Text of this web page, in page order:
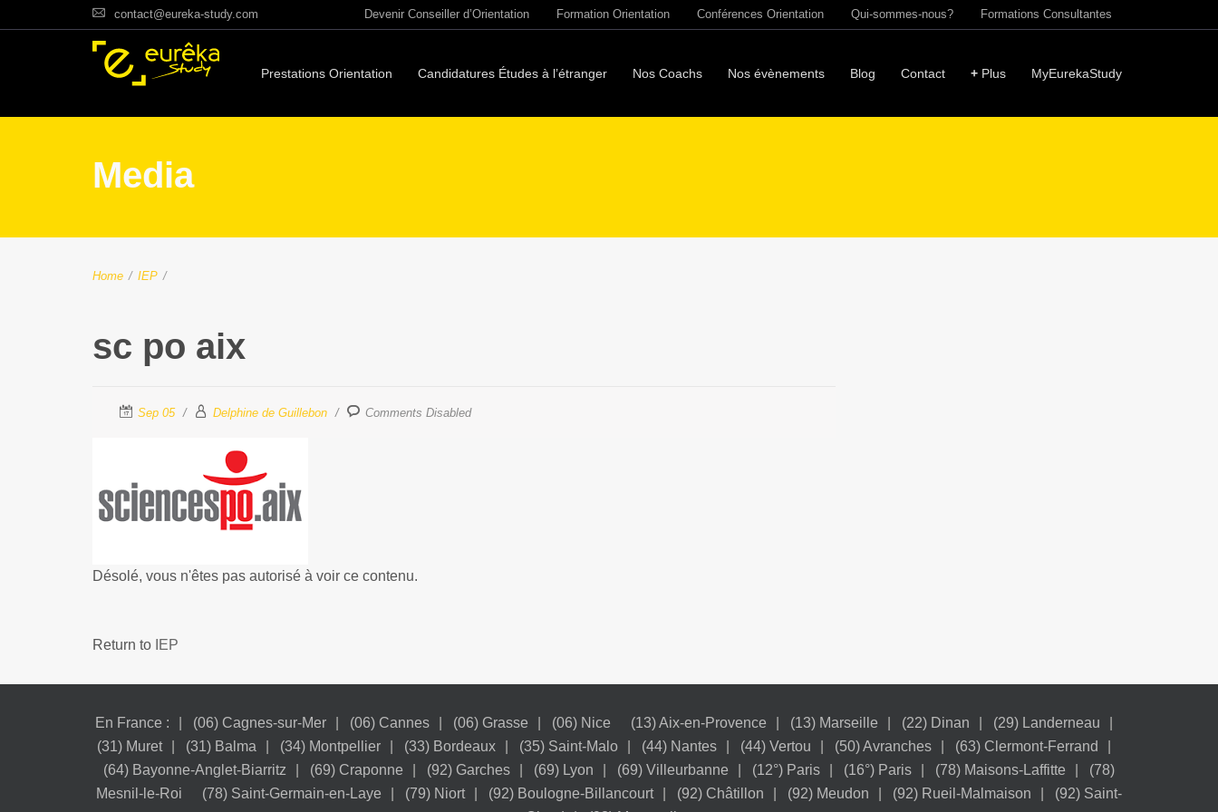
contact@eureka-study.com Devenir Conseiller d’Orientation Formation Orientation Conférences Orientation Qui-sommes-nous? Formations Consultantes
Prestations Orientation Candidatures Études à l’étranger Nos Coachs Nos évènements Blog Contact + Plus MyEurekaStudy
Media
Home / IEP /
sc po aix
Sep 05 Delphine de Guillebon Comments Disabled
Désolé, vous n'êtes pas autorisé à voir ce contenu.
Return to IEP
En France : (06) Cagnes-sur-Mer (06) Cannes (06) Grasse (06) Nice (13) Aix-en-Provence (13) Marseille (22) Dinan
(29) Landerneau
(31) Muret
(31) Balma (34) Montpellier (33) Bordeaux (35) Saint-Malo (44) Nantes (44) Vertou (50) Avranches
(63) Clermont-Ferrand
(64) Bayonne-Anglet-Biarritz
(69) Craponne (92) Garches (69) Lyon (69) Villeurbanne (12°) Paris (16°) Paris (78) Maisons-Laffitte
(78)
Mesnil-le-Roi
(78) Saint-Germain-en-Laye (79) Niort (92) Boulogne-Billancourt (92) Châtillon (92) Meudon (92) Rueil-Malmaison
(92) Saint-